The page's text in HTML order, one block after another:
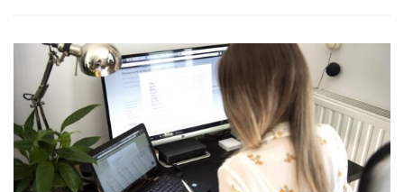
Mastrapasqua